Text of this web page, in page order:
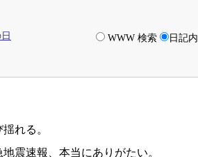
WWW 検索 日記
れる。
震速報、本当にありがたい。